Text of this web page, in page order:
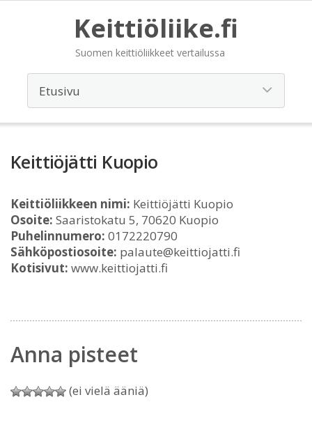
Keittiöliike.fi
Suomen keittiöliikkeet vertailussa
Keittiöjätti Kuopio
Keittiöliikkeen nimi: Keittiöjätti Kuopio
Osoite: Saaristokatu 5, 70620 Kuopio
Puhelinnumero: 0172220790
Sähköpostiosoite: palaute@keittiojatti.fi
Kotisivut: www.keittiojatti.fi
Anna pisteet
(ei vielä ääniä)